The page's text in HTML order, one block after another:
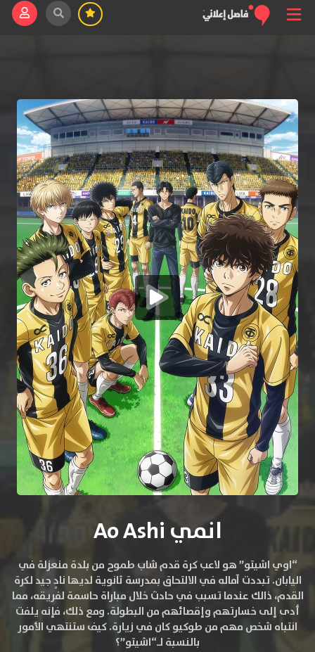
انمي Ao Ashi
“اوي اشيتو” هو لاعب كرة قدم شاب طموح من بلدة منعزلة في
اليابان. تبددت آماله في الالتحاق بمدرسة ثانوية لديها نادٍ جيد لكرة
القدم، ذالك عندما تسبب في حادث خلال مباراة حاسمة لفريقه، مما
أدى إلى خسارتهم وإقصائهم من البطولة. ومع ذلك، فإنه يلفت
انتباه شخص مهم من طوكيو كان في زيارة. كيف ستنتهي الأمور
بالنسبة لـ“اشيتو”؟